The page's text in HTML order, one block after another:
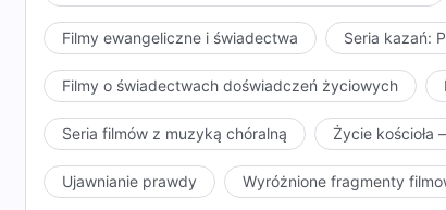
Filmy ewangeliczne i świadectwa Seria kazań:
Filmy o świadectwach doświadczeń życiowych
Seria filmów z muzyką chóralną Życie kościoła
Ujawnianie prawdy Wyróżnione fragmenty